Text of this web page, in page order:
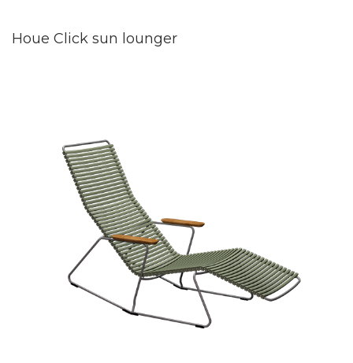
Houe Click sun lounger